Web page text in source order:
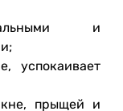
и
успокаивает
прыщей и